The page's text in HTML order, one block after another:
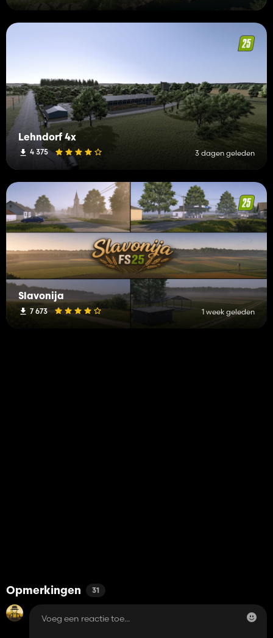
Lehndorf 4x
4 375 3 dagen geleden
Slavonija
7 673 1 week geleden
Opmerkingen 31